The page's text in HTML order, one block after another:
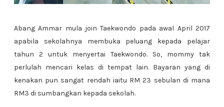
Abang Ammar mula join Taekwondo pada awal April 2017
apabila sekolahnya membuka peluang kepada pelajar
tahun 2 untuk menyertai Taekwondo. So, mommy tak
perlulah mencari kelas di tempat lain. Bayaran yang di
kenakan pun sangat rendah iaitu RM 23 sebulan di mana
RM3 di sumbangkan kepada sekolah.